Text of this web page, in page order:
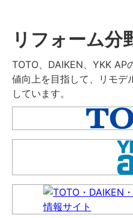
リフォーム分
TOTO、DAIKEN、YKK AP
値向上を目指して、リモ
しています。